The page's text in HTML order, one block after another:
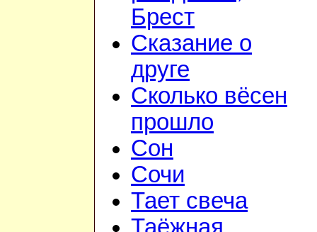
Брест
Сказание о
друге
Сколько вёсен
прошло
Сон
Сочи
Тает свеча